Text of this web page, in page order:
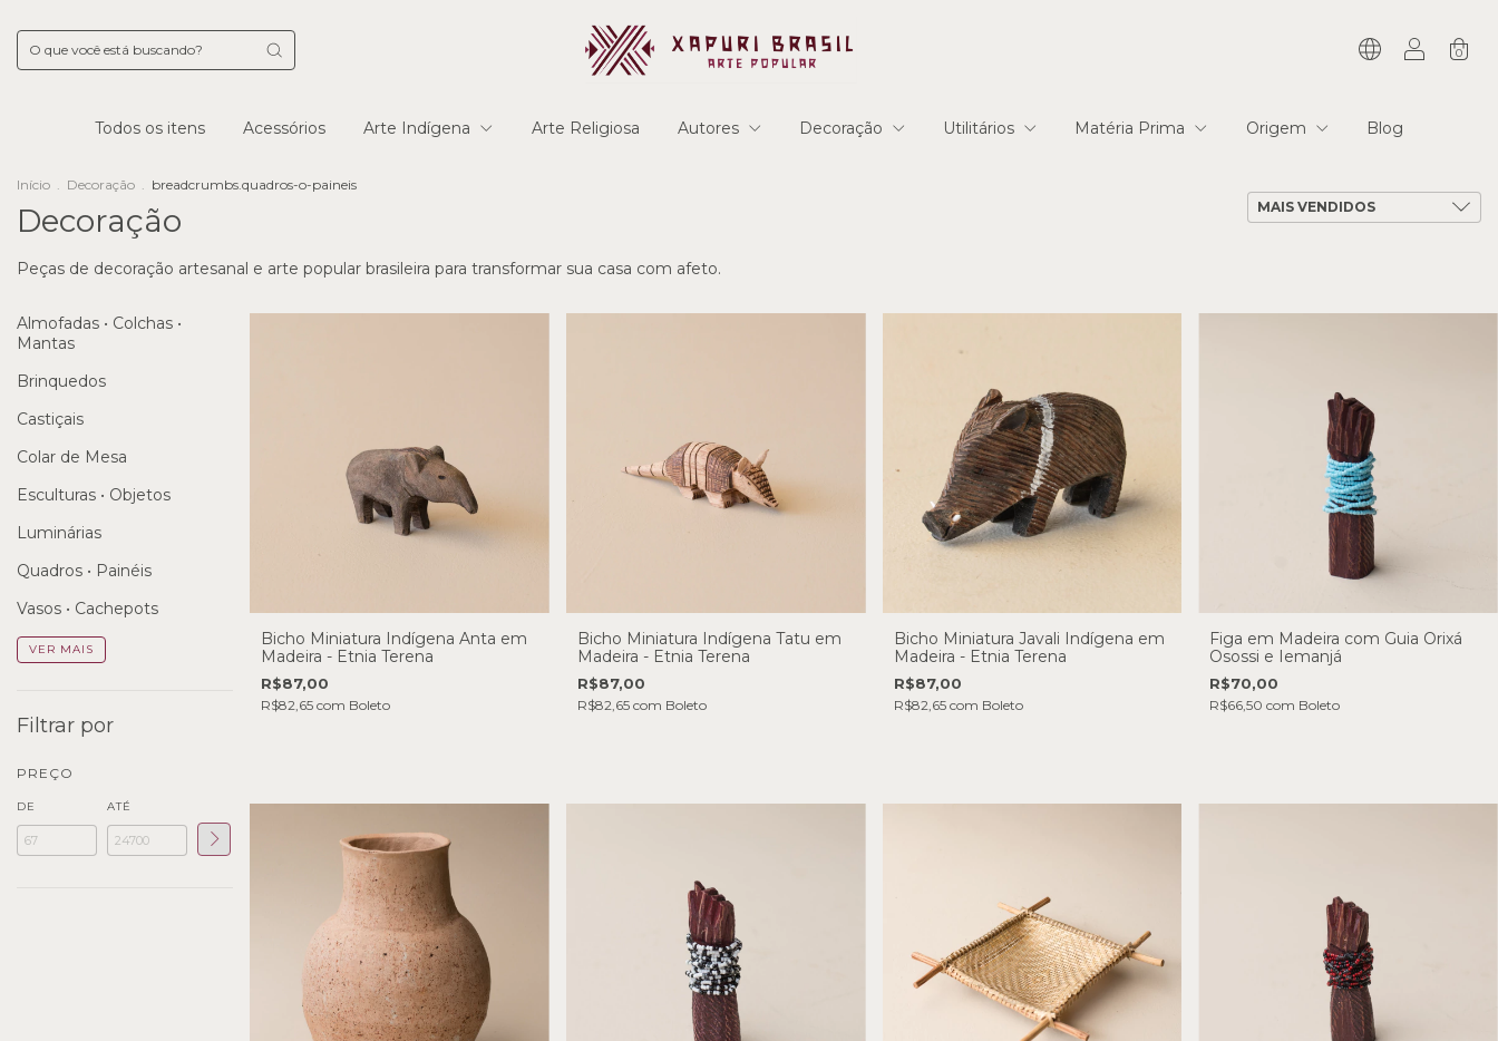
0
Todos os itens Acessórios Arte Indígena Arte Religiosa Autores Decoração Utilitários Matéria Prima Origem Blog
Início . Decoração . breadcrumbs.quadros-o-paineis
Decoração
Peças de decoração artesanal e arte popular brasileira para transformar sua casa com afeto.
Almofadas • Colchas •
Mantas
Brinquedos
Castiçais
Colar de Mesa
Esculturas • Objetos
Luminárias
Quadros • Painéis
Vasos • Cachepots
VER MAIS
Filtrar por
PREÇO
DE ATÉ
Bicho Miniatura Indígena Anta em
Madeira - Etnia Terena
R$87,00
R$82,65 com Boleto
Bicho Miniatura Indígena Tatu em
Madeira - Etnia Terena
R$87,00
R$82,65 com Boleto
Bicho Miniatura Javali Indígena em
Madeira - Etnia Terena
R$87,00
R$82,65 com Boleto
Figa em Madeira com Guia Orixá
Osossi e Iemanjá
R$70,00
R$66,50com Boleto